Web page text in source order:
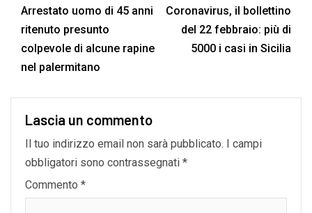
Arrestato uomo di 45 anni
ritenuto presunto
colpevole di alcune rapine
nel palermitano
Coronavirus, il bollettino
del 22 febbraio: più di
5000 i casi in Sicilia
Lascia un commento
Il tuo indirizzo email non sarà pubblicato.
I campi
obbligatori sono contrassegnati *
Commento *